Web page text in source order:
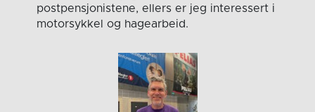
postpensjonistene, ellers er jeg interessert i
motorsykkel og hagearbeid.